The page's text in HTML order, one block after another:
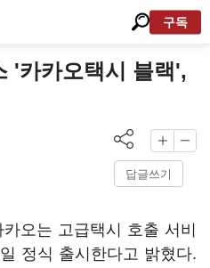
구독
'카카오택시 블랙',
답글쓰기
오는 고급택시 호출 서비
정식 출시한다고 밝혔다.